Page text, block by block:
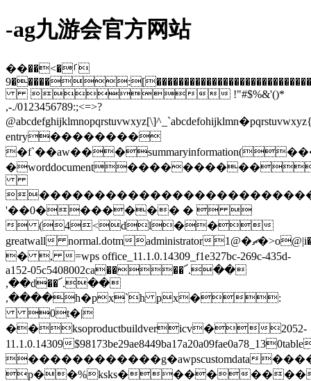
-ag九游会官方网站
��ࡱ�>��
�����9:[��������������������������������������������������������������������������������������������������������������������������������������������������������������������������������������������������������������������������������������������������������������������������������������������������������������������������������������������������������������������������������������������������������������������������������������������
 !"#$%&'()*
,-./0123456789:;<=>?
entry��������
'��0������� �  
 (4<dl��
greatwall normal.dotmadministrator1@�ޗ�>o@|i�wr�@�aw��@���γ��
� , =wps office_11.1.0.14309_f1e327bc-269c-435d-
a152-05c5408002ca����՜.��
,��d��՜.��
,����h�px`h px�:
0t�|
��ksoproductbuildvericv�2052-
11.1.0.14309
������������g�awpscustomdata
p��%ksks����